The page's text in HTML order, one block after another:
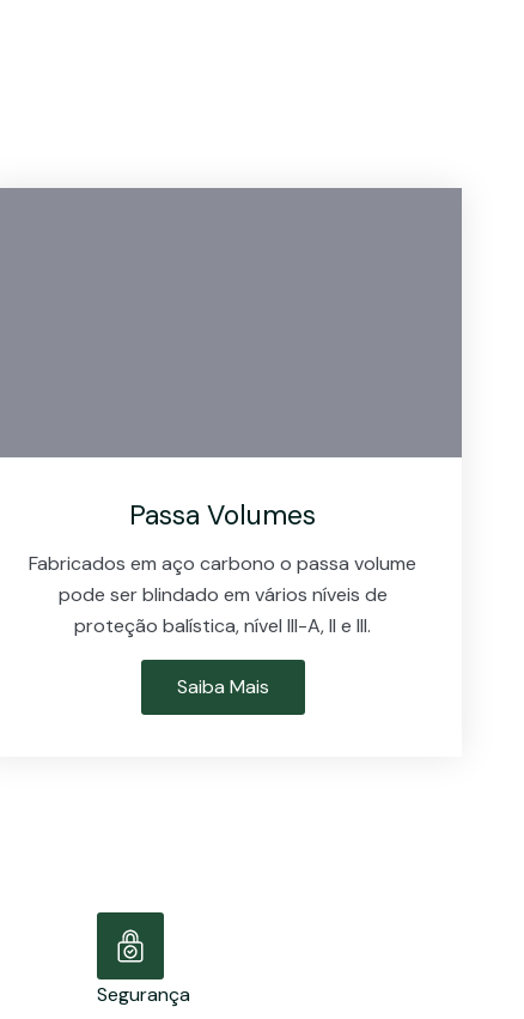
Passa Volumes
Fabricados em aço carbono o passa volume
pode ser blindado em vários níveis de
proteção balística, nível III-A, II e III.
Saiba Mais
Segurança